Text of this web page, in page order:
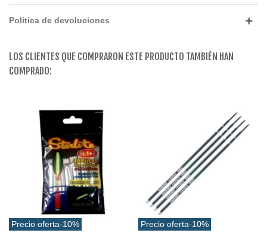
Politica de devoluciones
LOS CLIENTES QUE COMPRARON ESTE PRODUCTO TAMBIÉN HAN
COMPRADO:
Precio oferta-10%
Precio oferta-10%